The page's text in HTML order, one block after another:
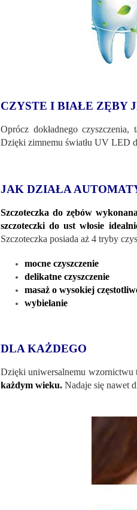
CZYSTE I BIAŁE ZĘBY
Oprócz dokładnego czyszczenia,
Dzięki zimnemu światłu UV LED
JAK DZIAŁA
Szczoteczka do zębów
szczoteczki do ust włosie
Szczoteczka posiada aż 4 tryby
mocne czyszczenie
delikatne czyszczenie
masaż o wysokiej
wybielanie
DLA KAŻDEGO
Dzięki uniwersalnemu wzornictwu
każdym wieku. Nadaje się nawet